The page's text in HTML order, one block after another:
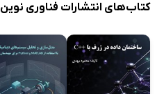
کتاب‌های انتشارات فناوری نوین